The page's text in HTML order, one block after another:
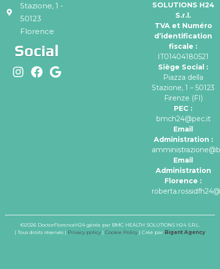
Stazione, 1 -
50123
Florence
Social
SOLUTIONS H24
S.r.l.
TVA et Numéro
d’identification
fiscale :
IT01404180521
Siège Social :
Piazza della
Stazione, 1 – 50123
Firenze (FI)
PEC :
bmch24@pec.it
Email
Administration :
Email
Administration
Florence :
©2026 DoctorFlorenceH24 gérée par BMC HEALTH SOLUTIONS H24 S.R.L.
| Tous droits réservés | Privacy policy | Cookie Policy | Crèè par Bigant Agency